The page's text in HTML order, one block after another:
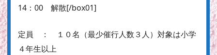
14：00 解散[/box01]
定員 ： １０名（最少催行人数３人）対象は小学
４年生以上